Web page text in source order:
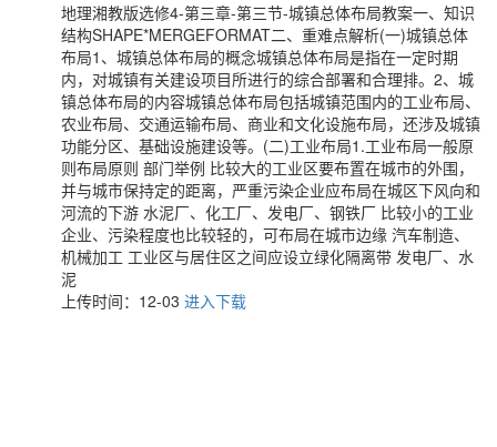
地理湘教版选修4-第三章-第三节-城镇总体布局教案一、知识
结构SHAPE*MERGEFORMAT二、重难点解析(一)城镇总体
布局1、城镇总体布局的概念城镇总体布局是指在一定时期
内，对城镇有关建设项目所进行的综合部署和合理排。2、城
镇总体布局的内容城镇总体布局包括城镇范围内的工业布局、
农业布局、交通运输布局、商业和文化设施布局，还涉及城镇
功能分区、基础设施建设等。(二)工业布局1.工业布局一般原
则布局原则 部门举例 比较大的工业区要布置在城市的外围，
并与城市保持定的距离，严重污染企业应布局在城区下风向和
河流的下游 水泥厂、化工厂、发电厂、钢铁厂 比较小的工业
企业、污染程度也比较轻的，可布局在城市边缘 汽车制造、
机械加工 工业区与居住区之间应设立绿化隔离带 发电厂、水
泥
上传时间：12-03 进入下载